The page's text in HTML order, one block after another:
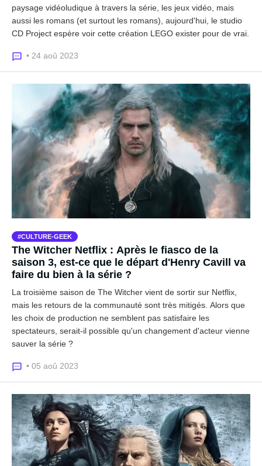
paysage vidéoludique à travers la série, les jeux vidéo, mais
aussi les romans (et surtout les romans), aujourd'hui, le studio
CD Project espère voir cette création LEGO exister pour de vrai.
• 24 aoû 2023
CULTURE-GEEK
The Witcher Netflix : Après le fiasco de la
saison 3, est-ce que le départ d'Henry Cavill va
faire du bien à la série ?
La troisième saison de The Witcher vient de sortir sur Netflix,
mais les retours de la communauté sont très mitigés. Alors que
les choix de production ne semblent pas satisfaire les
spectateurs, serait-il possible qu'un changement d'acteur vienne
sauver la série ?
• 05 aoû 2023